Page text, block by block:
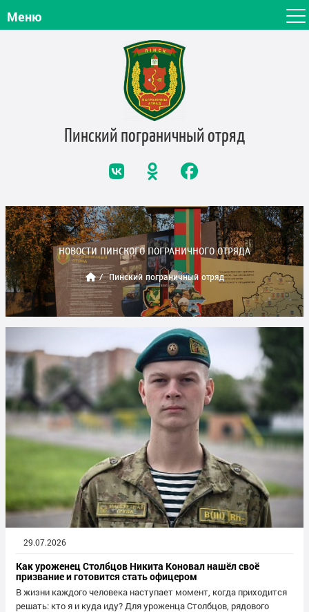
Меню
Пинский пограничныйотряд
НОВОСТИ ПИНСКОГО ПОГРАНИЧНОГО ОТРЯДА
Пинский пограничный отряд
29.07.2026
Как уроженец Столбцов Никита Коновал нашёл своё
призвание и готовится стать офицером
В жизни каждого человека наступает момент, когда приходится
решать: кто я и куда иду? Для уроженца Столбцов, рядового